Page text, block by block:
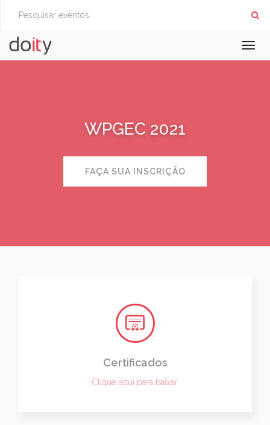
WPGEC 2021
FAÇA SUA INSCRIÇÃO
Certificados
Clique aqui para baixar